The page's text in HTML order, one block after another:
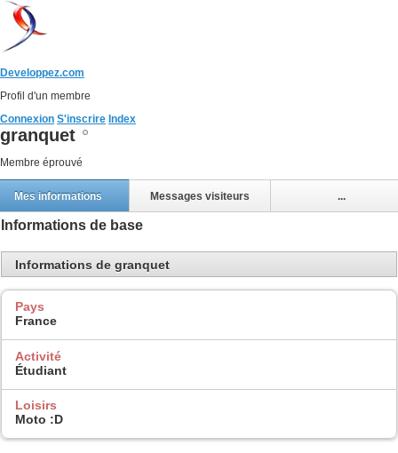
Developpez.com
Profil d'un membre
Connexion S'inscrire Index
granquet
Membre éprouvé
Mes informations Messages visiteurs ...
Informations de base
Informations de granquet
Pays
France
Activité
Étudiant
Loisirs
Moto :D